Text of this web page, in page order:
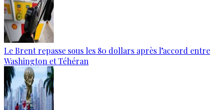
Le Brent repasse sous les 80 dollars après l’accord entre
Washington et Téhéran